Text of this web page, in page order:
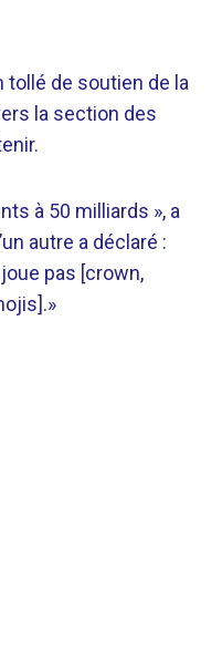
tollé de soutien de la
la section des
à 50 milliards », a
autre a déclaré :
pas [crown,